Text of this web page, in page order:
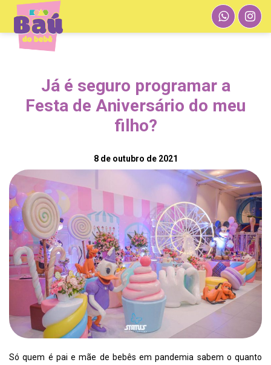
Já é seguro programar a
Festa de Aniversário do meu
filho?
8 de outubro de 2021
Só quem é pai e mãe de bebês em pandemia sabem o quanto